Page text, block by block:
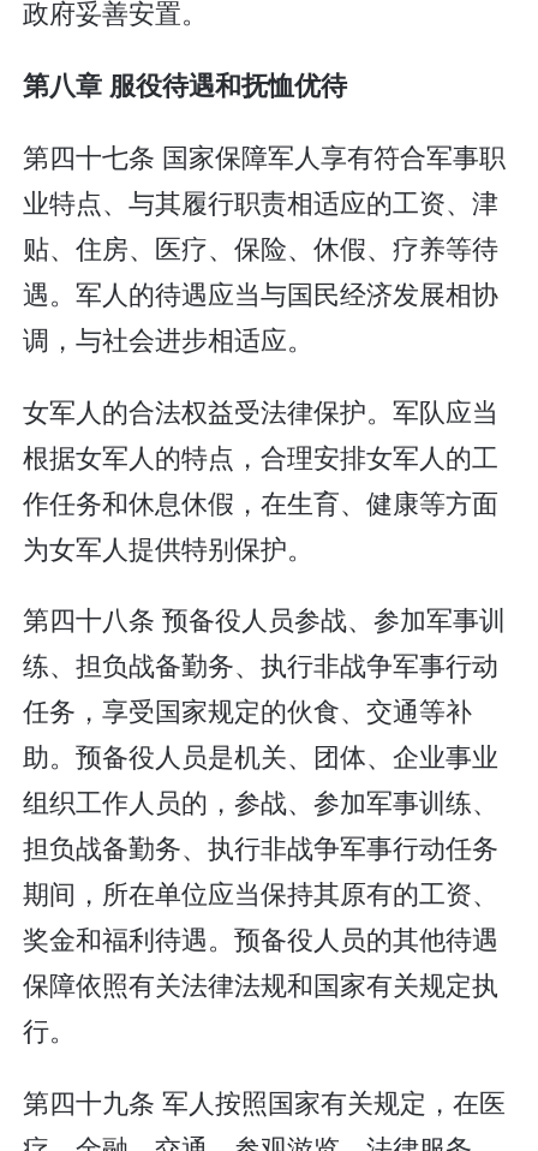
政府妥善安置。
第八章 服役待遇和抚恤优待
第四十七条 国家保障军人享有符合军事职
业特点、与其履行职责相适应的工资、津
贴、住房、医疗、保险、休假、疗养等待
遇。军人的待遇应当与国民经济发展相协
调，与社会进步相适应。
女军人的合法权益受法律保护。军队应当
根据女军人的特点，合理安排女军人的工
作任务和休息休假，在生育、健康等方面
为女军人提供特别保护。
第四十八条 预备役人员参战、参加军事训
练、担负战备勤务、执行非战争军事行动
任务，享受国家规定的伙食、交通等补
助。预备役人员是机关、团体、企业事业
组织工作人员的，参战、参加军事训练、
担负战备勤务、执行非战争军事行动任务
期间，所在单位应当保持其原有的工资、
奖金和福利待遇。预备役人员的其他待遇
保障依照有关法律法规和国家有关规定执
行。
第四十九条 军人按照国家有关规定，在医